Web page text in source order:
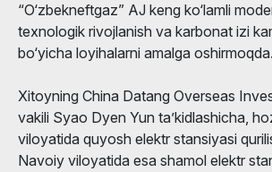
“O‘zbekneftgaz” AJ keng ko‘lamli
texnologik rivojlanish va karbonat izi
bo‘yicha loyihalarni amalga oshirmoqda.
Xitoyning China Datang Overseas
vakili Syao Dyen Yun ta’kidlashicha,
viloyatida quyosh elektr stansiyasi
Navoiy viloyatida esa shamol elektr